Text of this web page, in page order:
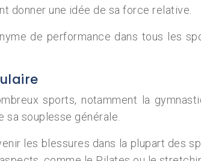
donner une idée de sa force relative.
de performance dans tous les
sports, notamment la
souplesse générale.
les blessures dans la plupart des